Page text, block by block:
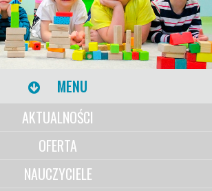
MENU
AKTUALNOŚCI
OFERTA
NAUCZYCIELE